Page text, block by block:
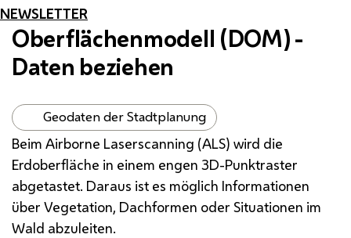
NEWSLETTER
Oberflächenmodell (DOM) -
Daten beziehen
Geodaten der Stadtplanung
Beim Airborne Laserscanning (ALS) wird die
Erdoberfläche in einem engen 3D-Punktraster
abgetastet. Daraus ist es möglich Informationen
über Vegetation, Dachformen oder Situationen im
Wald abzuleiten.